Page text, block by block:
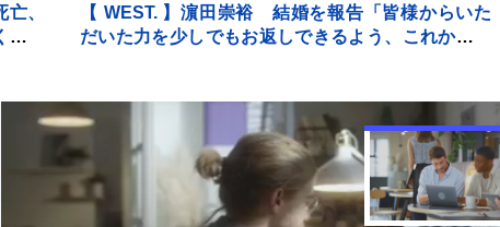
、
遊
【 WEST. 】濵田崇裕 結婚を報告「皆様からいた
だいた力を少しでもお返しできるよう、これからも